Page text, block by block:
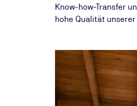
Know-how-Transfer
hohe Qualität